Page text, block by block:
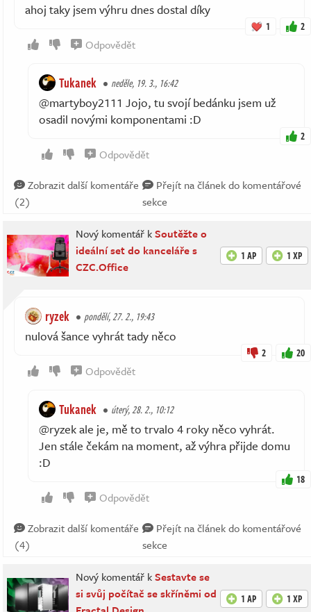
ahoj taky jsem výhru dnes dostal díky
1 2
Odpovědět
Tukanek neděle, 19. 3., 16:42
@martyboy2111 Jojo, tu svojí bedánku jsem už
osadil novými komponentami :D
2
Odpovědět
Zobrazit další komentáře
(2)
Přejít na článek do komentářové
sekce
Nový komentář kSoutěžte o
ideální set do kanceláře s
CZC.Office
1 AP 1 XP
ryzek pondělí, 27. 2., 19:43
nulová šance vyhrát tady něco
2 20
Odpovědět
Tukanek úterý, 28. 2., 10:12
@ryzek ale je, mě to trvalo 4 roky něco vyhrát.
Jen stále čekám na moment, až výhra přijde domu
:D
18
Odpovědět
Zobrazit další komentáře
(4)
Přejít na článek do komentářové
sekce
Nový komentář kSestavte se
si svůj počítač se skříněmi od
1 AP 1 XP